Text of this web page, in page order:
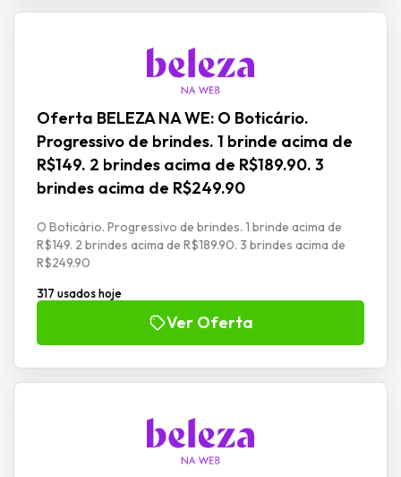
Oferta BELEZA NA WE: O Boticário.
Progressivo de brindes. 1 brinde acima de
R$149. 2 brindes acima de R$189.90. 3
brindes acima de R$249.90
O Boticário. Progressivo de brindes. 1 brinde acima de
R$149. 2 brindes acima de R$189.90. 3 brindes acima de
R$249.90
317 usados hoje
Ver Oferta